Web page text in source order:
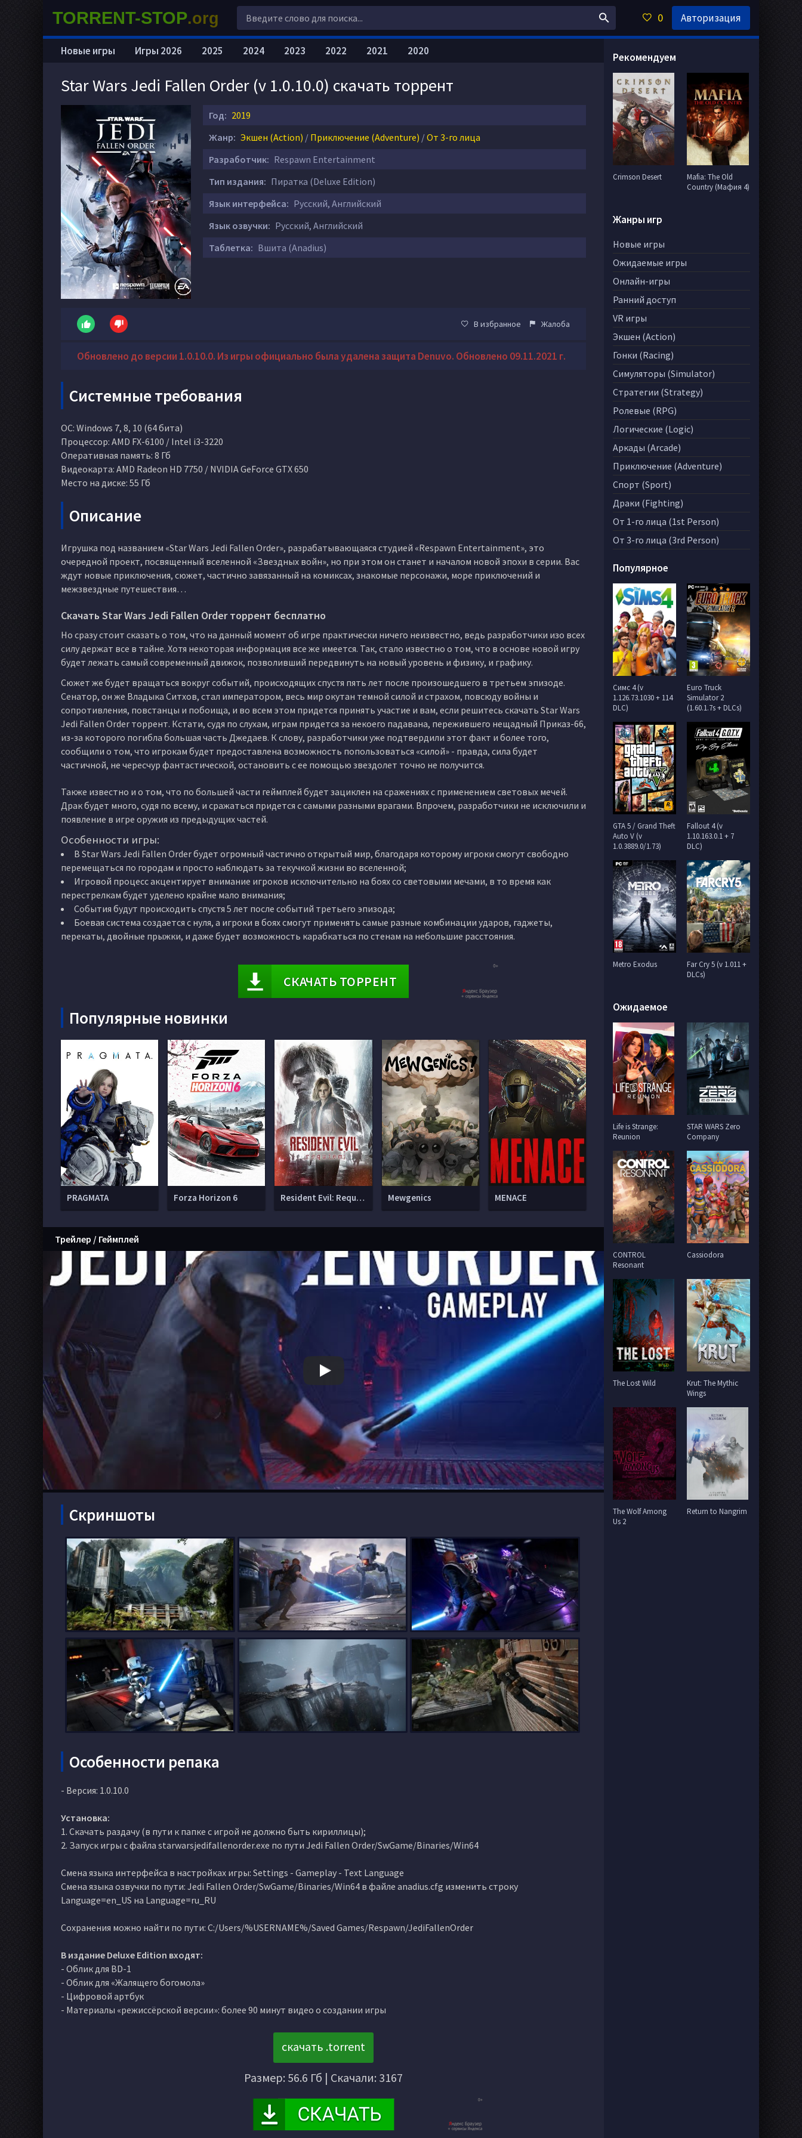
Star Wars Jedi Fallen Order (v 1.0.10.0) скачать торрент
Год: 2019
Жанр: Экшен (Action) / Приключение (Adventure) /От 3-го лица
Разработчик: Respawn Entertainment
Тип издания: Пиратка (Deluxe Edition)
Язык интерфейса: Русский, Английский
Язык озвучки: Русский, Английский
Таблетка: Вшита (Anadius)
В избранное Жалоба
Обновлено до версии 1.0.10.0. Из игры официально была удалена защита Denuvo. Обновлено 09.11.2021 г.
Системные требования
ОС: Windows 7, 8, 10 (64 бита)
Процессор: AMD FX-6100 / Intel i3-3220
Оперативная память: 8 Гб
Видеокарта: AMD Radeon HD 7750 / NVIDIA GeForce GTX 650
Место на диске: 55 Гб
Описание
Игрушка под названием «Star Wars Jedi Fallen Order», разрабатывающаяся студией «Respawn Entertainment», это
очередной проект, посвященный вселенной «Звездных войн», но при этом он станет и началом новой эпохи в серии. Вас
ждут новые приключения, сюжет, частично завязанный на комиксах, знакомые персонажи, море приключений и
межзвездные путешествия…
Скачать Star Wars Jedi Fallen Order торрент бесплатно
Но сразу стоит сказать о том, что на данный момент об игре практически ничего неизвестно, ведь разработчики изо всех
силу держат все в тайне. Хотя некоторая информация все же имеется. Так, стало известно о том, что в основе новой игру
будет лежать самый современный движок, позволивший передвинуть на новый уровень и физику, и графику.
Сюжет же будет вращаться вокруг событий, происходящих спустя пять лет после произошедшего в третьем эпизоде.
Сенатор, он же Владыка Ситхов, стал императором, весь мир окутан темной силой и страхом, повсюду войны и
сопротивления, повстанцы и побоища, и во всем этом придется принять участие и вам, если решитесь скачать Star Wars
Jedi Fallen Order торрент. Кстати, судя по слухам, играм придется за некоего падавана, пережившего нещадный Приказ-66,
из-за которого погибла большая часть Джедаев. К слову, разработчики уже подтвердили этот факт и более того,
сообщили о том, что игрокам будет предоставлена возможность попользоваться «силой» - правда, сила будет
частичной, не чересчур фантастической, остановить с ее помощью звездолет точно не получится.
Также известно и о том, что по большей части геймплей будет зациклен на сражениях с применением световых мечей.
Драк будет много, судя по всему, и сражаться придется с самыми разными врагами. Впрочем, разработчики не исключили и
появление в игре оружия из предыдущих частей.
Особенности игры:
В Star Wars Jedi Fallen Order будет огромный частично открытый мир, благодаря которому игроки смогут свободно
перемещаться по городам и просто наблюдать за текучкой жизни во вселенной;
Игровой процесс акцентирует внимание игроков исключительно на боях со световыми мечами, в то время как
перестрелкам будет уделено крайне мало внимания;
События будут происходить спустя 5 лет после событий третьего эпизода;
Боевая система создается с нуля, а игроки в боях смогут применять самые разные комбинации ударов, гаджеты,
перекаты, двойные прыжки, и даже будет возможность карабкаться по стенам на небольшие расстояния.
СКАЧАТЬ ТОРРЕНТ
Популярные новинки
PRAGMATA Forza Horizon 6 Resident Evil: Requiem Mewgenics MENACE
Трейлер / Геймплей
Скриншоты
Особенности репака
- Версия: 1.0.10.0
Установка:
1. Скачать раздачу (в пути к папке с игрой не должно быть кириллицы);
2. Запуск игры c файла starwarsjedifallenorder.exe по пути Jedi Fallen Order/SwGame/Binaries/Win64
Смена языка интерфейса в настройках игры: Settings - Gameplay - Text Language
Смена языка озвучки по пути: Jedi Fallen Order/SwGame/Binaries/Win64 в файле anadius.cfg изменить строку
Language=en_US на Language=ru_RU
Сохранения можно найти по пути: C:/Users/%USERNAME%/Saved Games/Respawn/JediFallenOrder
В издание Deluxe Edition входят:
- Облик для BD-1
- Облик для «Жалящего богомола»
- Цифровой артбук
- Материалы «режиссёрской версии»: более 90 минут видео о создании игры
скачать .torrent
Размер: 56.6 Гб | Скачали: 3167
Новые игры Игры 2026 2025 2024 2023 2022 2021 2020 Рекомендуем
Crimson Desert
Mafia: The Old
Country (Мафия 4)
Жанры игр
Новые игры
Ожидаемые игры
Онлайн-игры
Ранний доступ
VR игры
Экшен (Action)
Гонки (Racing)
Симуляторы (Simulator)
Стратегии (Strategy)
Ролевые (RPG)
Логические (Logic)
Аркады (Arcade)
Приключение (Adventure)
Спорт (Sport)
Драки (Fighting)
От 1-го лица (1st Person)
От 3-го лица (3rd Person)
Популярное
Симс 4 (v
1.126.73.1030 + 114
DLC)
Euro Truck
Simulator 2
(1.60.1.7s + DLCs)
GTA 5 / Grand Theft
Auto V (v
1.0.3889.0/1.73)
Fallout 4 (v
1.10.163.0.1 + 7
DLC)
Metro Exodus
Far Cry 5 (v 1.011 +
DLCs)
Ожидаемое
Life is Strange:
Reunion
STAR WARS Zero
Company
CONTROL
Resonant
Cassiodora
The Lost Wild
Krut: The Mythic
Wings
The Wolf Among
Us 2
Return to Nangrim
TORRENT-STOP.org 0 Авторизация